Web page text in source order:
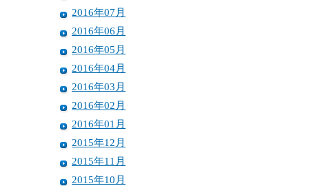
2016年07月
2016年06月
2016年05月
2016年04月
2016年03月
2016年02月
2016年01月
2015年12月
2015年11月
2015年10月